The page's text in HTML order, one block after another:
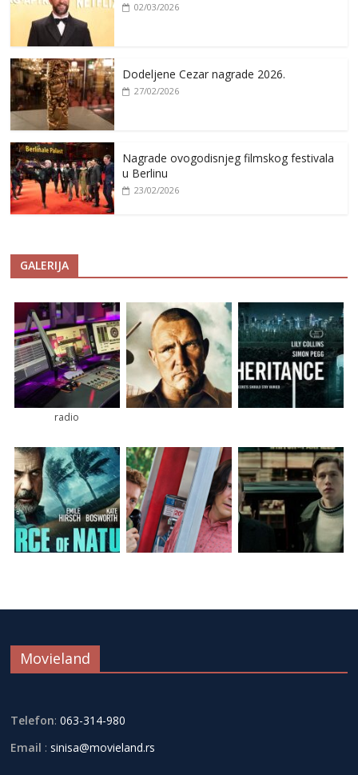
02/03/2026
Dodeljene Cezar nagrade 2026.
27/02/2026
Nagrade ovogodisnjeg filmskog festivala
u Berlinu
23/02/2026
GALERIJA
radio
Movieland
Telefon: 063-314-980
Email : sinisa@movieland.rs